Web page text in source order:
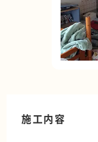
施工内容